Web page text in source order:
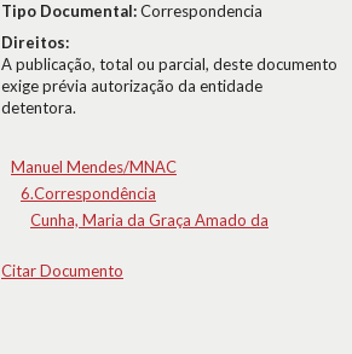
Tipo Documental:Correspondencia
Direitos:
A publicação, total ou parcial, deste documento
exige prévia autorização da entidade
detentora.
Manuel Mendes/MNAC
6.Correspondência
Cunha, Maria da Graça Amado da
Citar Documento